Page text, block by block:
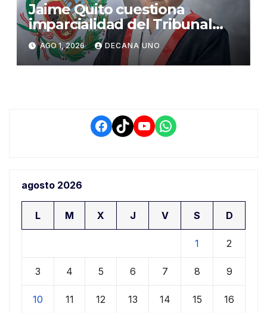
Jaime Quito cuestiona
imparcialidad del Tribunal
Constitucional tras liberación
de Ollanta Humala
AGO 1, 2026 DECANA UNO
Facebook
TikTokYouTube
WhatsApp
agosto 2026
L M X J V S D
1 2
3 4 5 6 7 8 9
10 11 12 13 14 15 16